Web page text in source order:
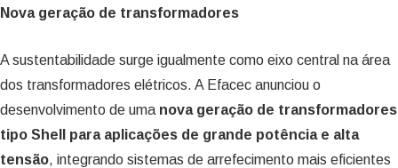
Nova geração de transformadores
A sustentabilidade surge igualmente como eixo central na área
dos transformadores elétricos. A Efacec anunciou o
desenvolvimento de uma nova geração de transformadores
tipo Shell para aplicações de grande potência e alta
tensão, integrando sistemas de arrefecimento mais eficientes